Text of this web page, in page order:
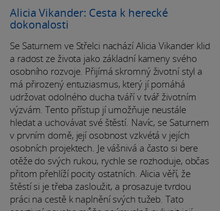
Alicia Vikander: Cesta k herecké
dokonalosti
Se Saturnem ve Střelci nachází Alicia Vikander klid
a radost ze života jako základní kameny svého
osobního rozvoje. Přijímá skromný životní styl a
má přirozený entuziasmus, který jí pomáhá
udržovat odolného ducha tváří v tvář životním
výzvám. Tento přístup jí umožňuje neustále
hledat a uchovávat své štěstí. Navíc, se Saturnem
v prvním domě, její osobnost vzkvétá v jejích
osobních projektech. Je vášnivá a často si bere
otěže do svých rukou, rychle se rozhoduje, občas
přitom přehlíží pocity ostatních. Alicia věří, že
štěstí si je třeba zasloužit, a prosazuje tvrdou
práci na cestě k naplnění svých tužeb. Tato